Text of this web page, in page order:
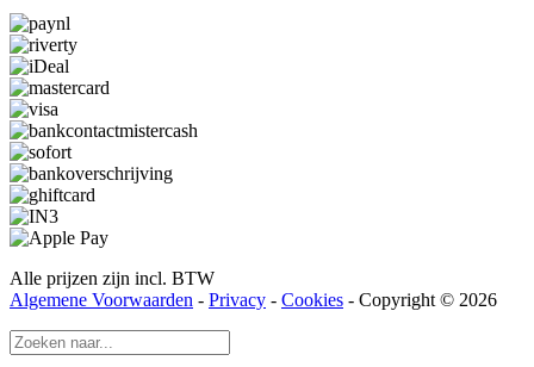
Alle prijzen zijn incl. BTW
Algemene Voorwaarden - Privacy - Cookies - Copyright © 2026